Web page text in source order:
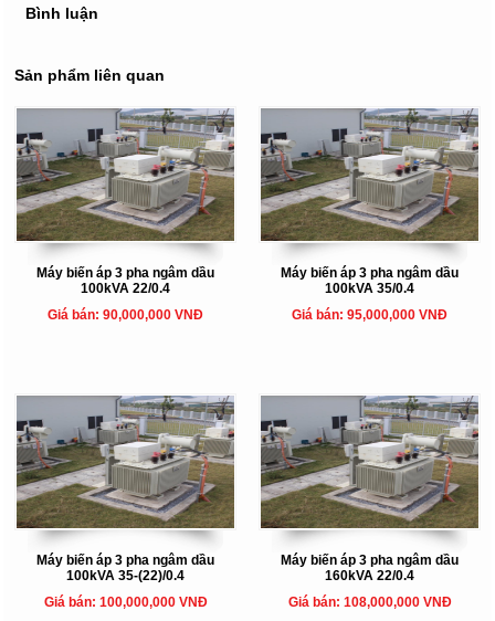
Bình luận
Sản phẩm liên quan
Máy biến áp 3 pha ngâm dầu
100kVA 22/0.4
Giá bán: 90,000,000 VNĐ
Máy biến áp 3 pha ngâm dầu
100kVA 35/0.4
Giá bán: 95,000,000 VNĐ
Máy biến áp 3 pha ngâm dầu
100kVA 35-(22)/0.4
Giá bán: 100,000,000 VNĐ
Máy biến áp 3 pha ngâm dầu
160kVA 22/0.4
Giá bán: 108,000,000 VNĐ